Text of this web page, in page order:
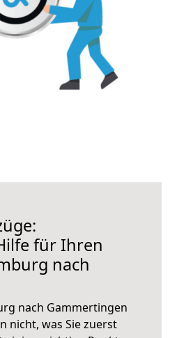
für Ihren
nach
nach Gammertingen
nicht, was Sie zuerst